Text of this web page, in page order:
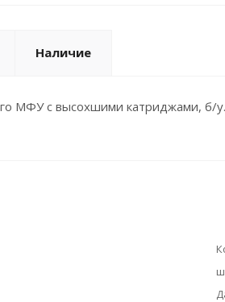
Наличие
МФУ с высохшими катриджами, б/у.